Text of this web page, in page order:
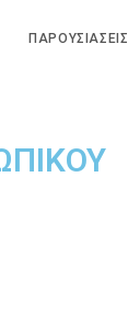
ΠΑΡΟΥΣΙΑΣΕΙΣ